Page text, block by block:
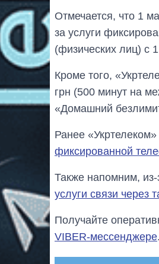
Отмечается, что 1
за услуги
(физических лиц) с
Кроме того,
грн (500 минут на
«Домашний
Ранее
фиксированной
Также напомним, из-
услуги связи через
Получайте
VIBER-мессенджере.